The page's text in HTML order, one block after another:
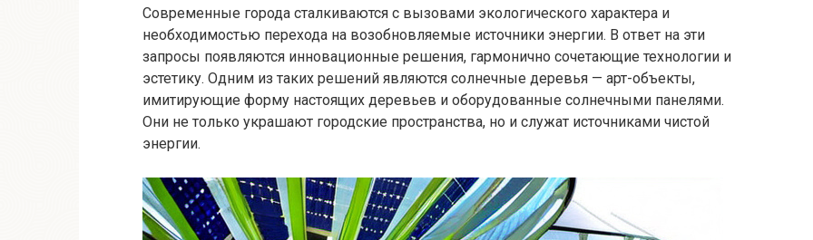
Современные города сталкиваются с вызовами экологического характера и
необходимостью перехода на возобновляемые источники энергии. В ответ на эти
запросы появляются инновационные решения, гармонично сочетающие технологии и
эстетику. Одним из таких решений являются солнечные деревья — арт-объекты,
имитирующие форму настоящих деревьев и оборудованные солнечными панелями.
Они не только украшают городские пространства, но и служат источниками чистой
энергии.